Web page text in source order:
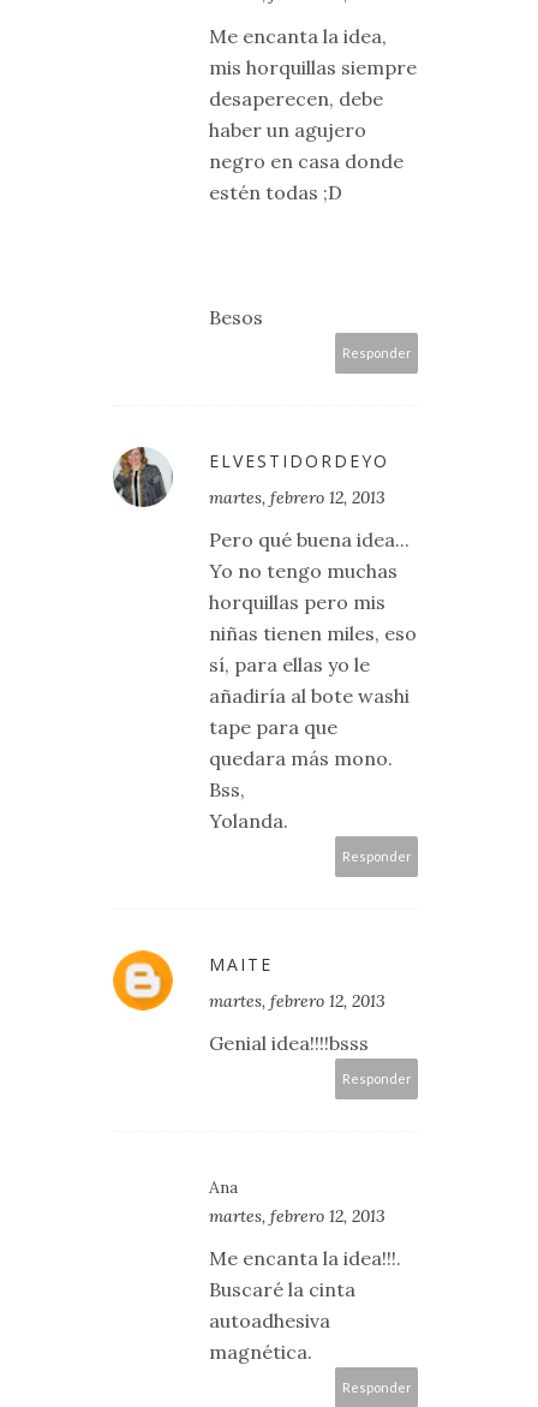
Me encanta la idea,
mis horquillas siempre
desaperecen, debe
haber un agujero
negro en casa donde
estén todas ;D
Besos
Responder
ELVESTIDORDEYO
martes, febrero 12, 2013
Pero qué buena idea...
Yo no tengo muchas
horquillas pero mis
niñas tienen miles, eso
sí, para ellas yo le
añadiría al bote washi
tape para que
quedara más mono.
Bss,
Yolanda.
Responder
MAITE
martes, febrero 12, 2013
Genial idea!!!!bsss
Responder
Ana
martes, febrero 12, 2013
Me encanta la idea!!!.
Buscaré la cinta
autoadhesiva
magnética.
Responder